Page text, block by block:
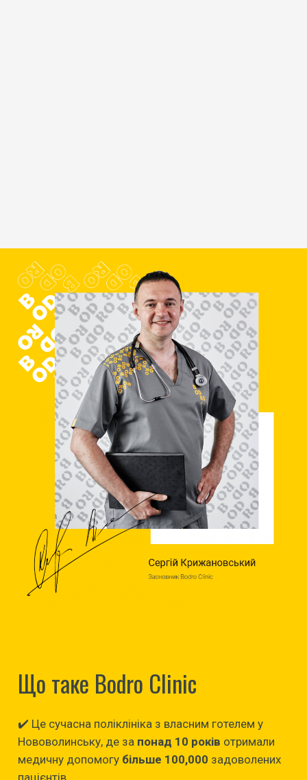
Що таке Bodro Clinic
✔️ Це сучасна поліклініка з власним готелем у
Нововолинську, де за понад 10 років отримали
медичну допомогу більше 100,000 задоволених
пацієнтів.